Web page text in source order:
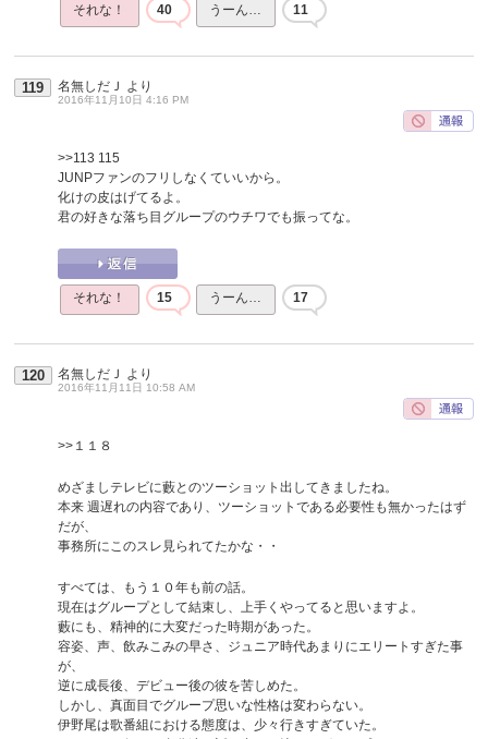
それな！ 40 うーん… 11
119 名無しだＪ より
2016年11月10日 4:16 PM
>>113 115
JUNPファンのフリしなくていいから。
化けの皮はげてるよ。
君の好きな落ち目グループのウチワでも振ってな。
それな！ 15 うーん… 17
120 名無しだＪ より
2016年11月11日 10:58 AM
>>１１８
めざましテレビに藪とのツーショット出してきましたね。
本来 週遅れの内容であり、ツーショットである必要性も無かったはず
だが、
事務所にこのスレ見られてたかな・・
すべては、もう１０年も前の話。
現在はグループとして結束し、上手くやってると思いますよ。
藪にも、精神的に大変だった時期があった。
容姿、声、飲みこみの早さ、ジュニア時代あまりにエリートすぎた事
が、
逆に成長後、デビュー後の彼を苦しめた。
しかし、真面目でグループ思いな性格は変わらない。
伊野尾は歌番組における態度は、少々行きすぎていた。